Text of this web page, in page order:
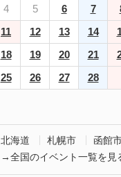
4 5 6 7
11 12 13 14
18 19 20 21
25 26 27 28
北海道 札幌市
函館
→全国のイベント一覧を見